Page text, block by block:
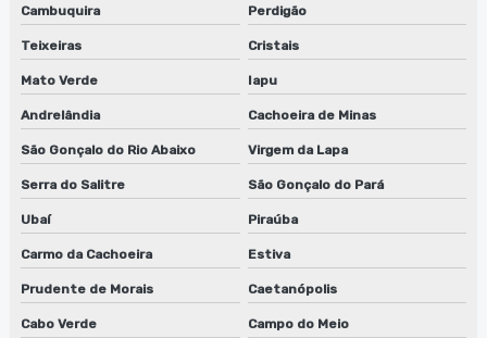
Cambuquira Perdigão
Teixeiras Cristais
Mato Verde Iapu
Andrelândia Cachoeira de Minas
São Gonçalo do Rio Abaixo Virgem da Lapa
Serra do Salitre São Gonçalo do Pará
Ubaí Piraúba
Carmo da Cachoeira Estiva
Prudente de Morais Caetanópolis
Cabo Verde Campo do Meio